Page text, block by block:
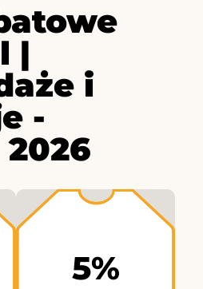
|
i
-
5%